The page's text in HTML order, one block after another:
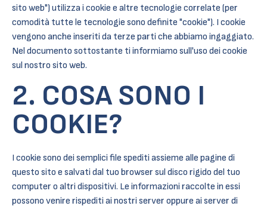
sito web") utilizza i cookie e altre tecnologie correlate (per
comodità tutte le tecnologie sono definite "cookie"). I cookie
vengono anche inseriti da terze parti che abbiamo ingaggiato.
Nel documento sottostante ti informiamo sull'uso dei cookie
sul nostro sito web.
2. COSA SONO I
COOKIE?
I cookie sono dei semplici file spediti assieme alle pagine di
questo sito e salvati dal tuo browser sul disco rigido del tuo
computer o altri dispositivi. Le informazioni raccolte in essi
possono venire rispediti ai nostri server oppure ai server di